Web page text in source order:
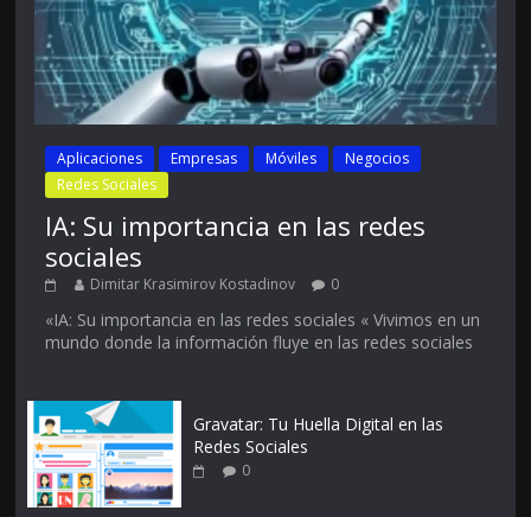
Aplicaciones Empresas Móviles
Negocios
Redes Sociales
IA: Su importancia en las redes
sociales
Dimitar Krasimirov Kostadinov 0
«IA: Su importancia en las redes sociales « Vivimos en un
mundo donde la información fluye en las redes sociales
Gravatar: Tu Huella Digital en las
Redes Sociales
0